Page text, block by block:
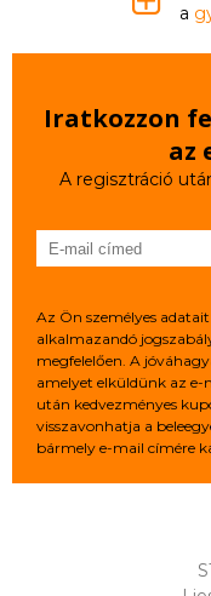
a
Iratkozzon
az
A regisztráció
Az Ön személyes
alkalmazandó
megfelelően. A
amelyet elküldünk az e-
után kedvezményes
visszavonhatja a
bármely e-mail címére